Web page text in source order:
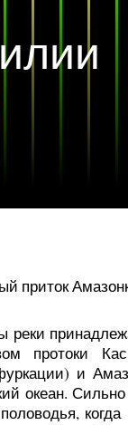
приток
протоки
и
океан.
когда